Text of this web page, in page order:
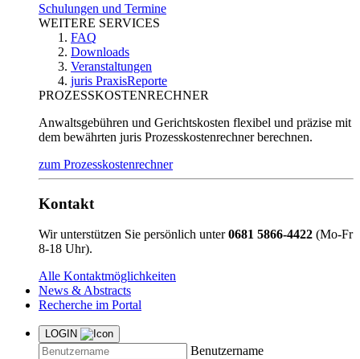
Schulungen und Termine
WEITERE SERVICES
FAQ
Downloads
Veranstaltungen
juris PraxisReporte
PROZESSKOSTENRECHNER
Anwaltsgebühren und Gerichtskosten flexibel und präzise mit
dem bewährten juris Prozesskostenrechner berechnen.
zum Prozesskostenrechner
Kontakt
Wir unterstützen Sie persönlich unter0681 5866-4422 (Mo-Fr
8-18 Uhr).
Alle Kontaktmöglichkeiten
News & Abstracts
Recherche im Portal
LOGIN
Benutzername